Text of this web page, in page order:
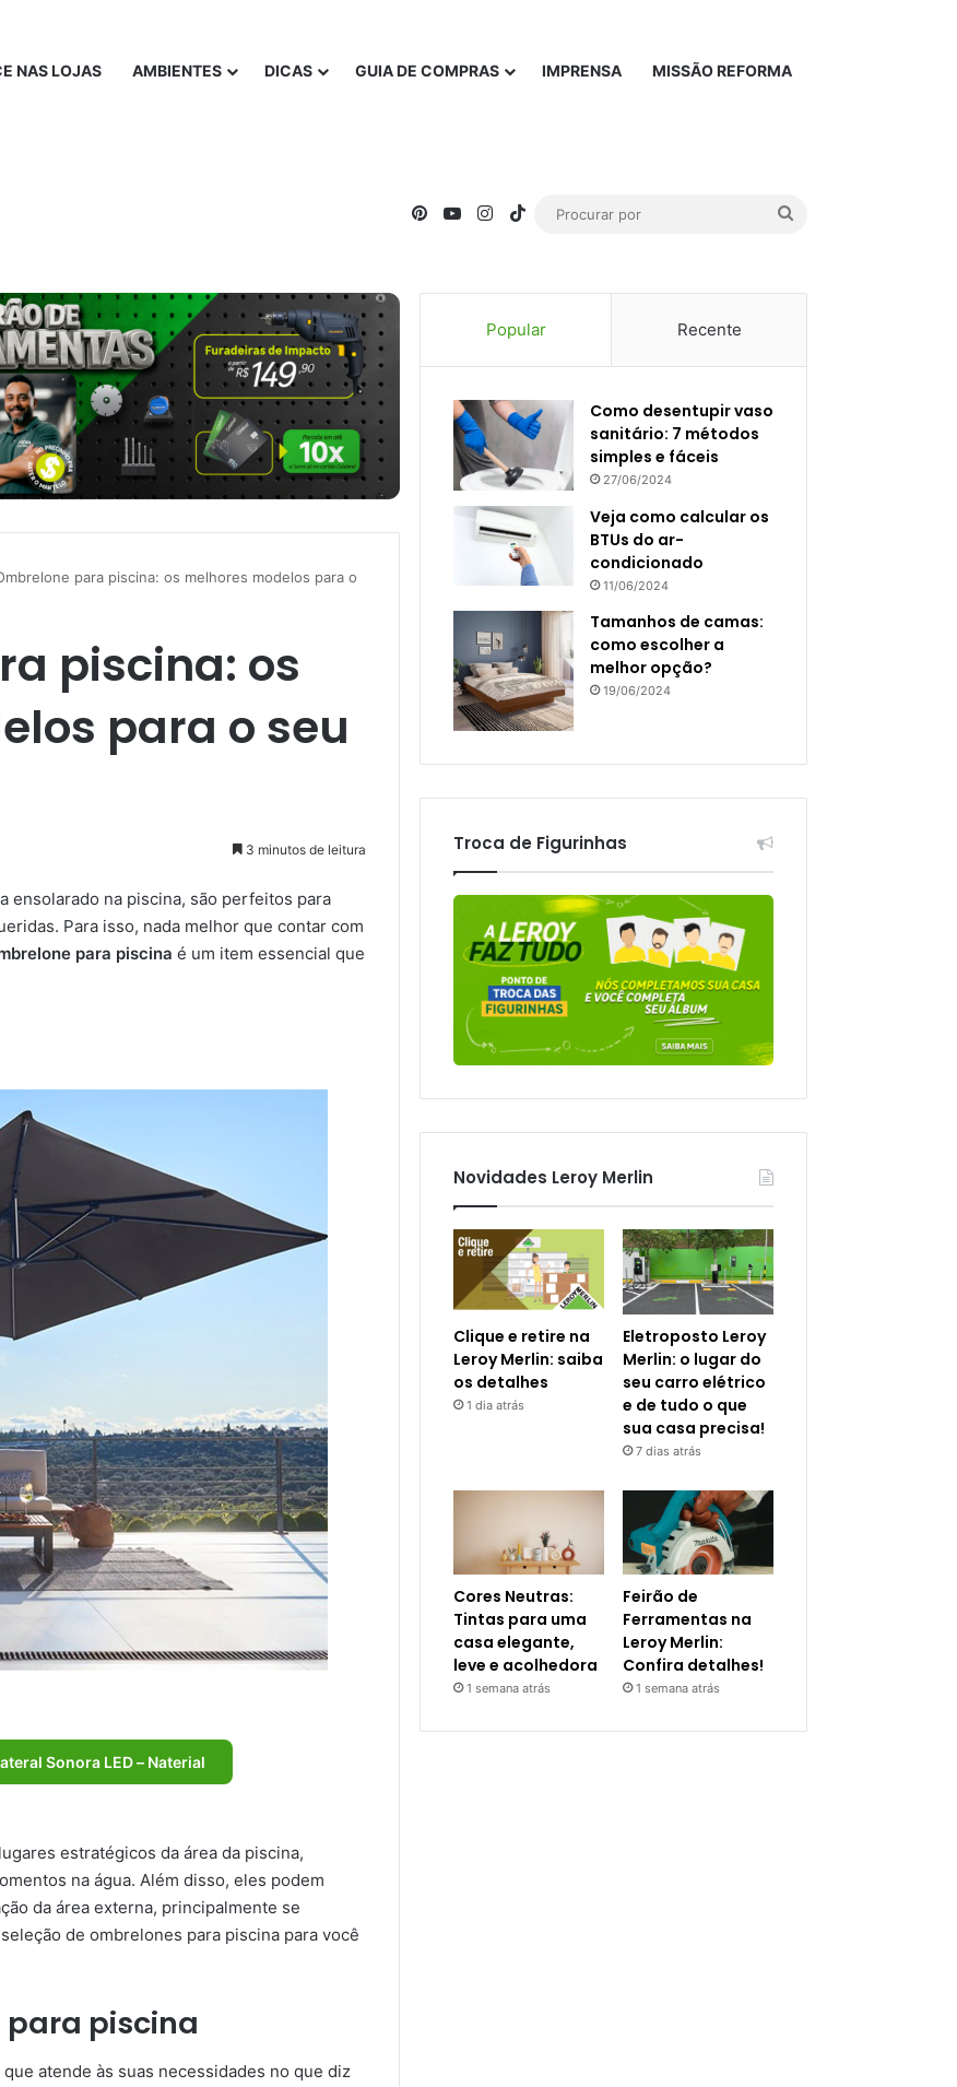
NAS LOJAS AMBIENTES DICAS GUIA DE COMPRAS IMPRENSA MISSÃO REFORMA
PinterestYouTubeInstagram
TikTok
para piscina: os melhores modelos para o
piscina: os
para o seu
3 minutos de leitura
ensolarado na piscina, são perfeitos para
Para isso, nada melhor que contar com
para piscina é um item essencial que
Sonora LED – Naterial
estratégicos da área da piscina,
na água. Além disso, eles podem
da área externa, principalmente se
de ombrelones para piscina para você
para piscina
atende às suas necessidades no que diz
Popular Recente
Como desentupir vaso
sanitário: 7 métodos
simples e fáceis
27/06/2024
Veja como calcular os
BTUs do ar-
condicionado
11/06/2024
Tamanhos de camas:
como escolher a
melhor opção?
19/06/2024
Troca de Figurinhas
Novidades Leroy Merlin
Clique e retire na
Leroy Merlin: saiba
os detalhes
1 dia atrás
Eletroposto Leroy
Merlin: o lugar do
seu carro elétrico
e de tudo o que
sua casa precisa!
7 dias atrás
Cores Neutras:
Tintas para uma
casa elegante,
leve e acolhedora
1 semana atrás
Feirão de
Ferramentas na
Leroy Merlin:
Confira detalhes!
1 semana atrás